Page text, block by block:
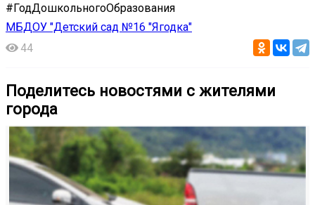
#ГодДошкольногоОбразования
МБДОУ "Детский сад №16 "Ягодка"
44
Поделитесь новостями с жителями
города